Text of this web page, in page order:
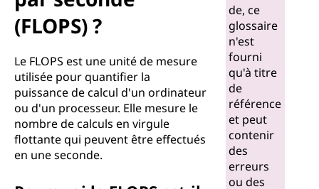
n
(FLOPS) ?
Le FLOPS est une unité de mesure
utilisée pour quantifier la
puissance de calcul d'un ordinateur
ou d'un processeur. Elle mesure le
nombre de calculs en virgule
flottante qui peuvent être effectués
en une seconde.
de, ce
glossaire
n'est
fourni
qu'à titre
de
référence
et peut
contenir
des
erreurs
ou des